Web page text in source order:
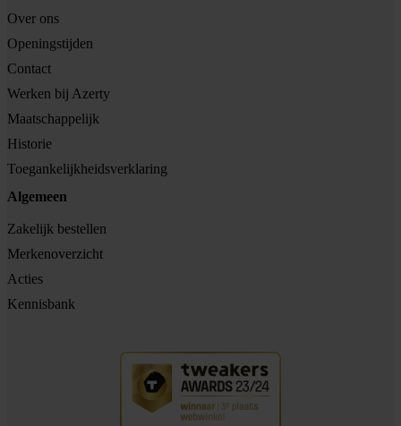
Over ons
Openingstijden
Contact
Werken bij Azerty
Maatschappelijk
Historie
Toegankelijkheidsverklaring
Algemeen
Zakelijk bestellen
Merkenoverzicht
Acties
Kennisbank